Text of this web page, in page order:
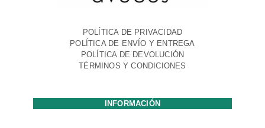
POLÍTICA DE PRIVACIDAD
POLÍTICA DE ENVÍO Y ENTREGA
POLÍTICA DE DEVOLUCIÓN
TÉRMINOS Y CONDICIONES
INFORMACIÓN